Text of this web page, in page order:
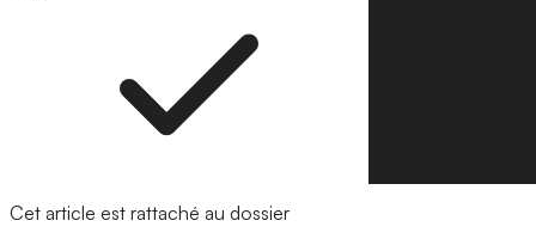
Cet article est rattaché au dossier